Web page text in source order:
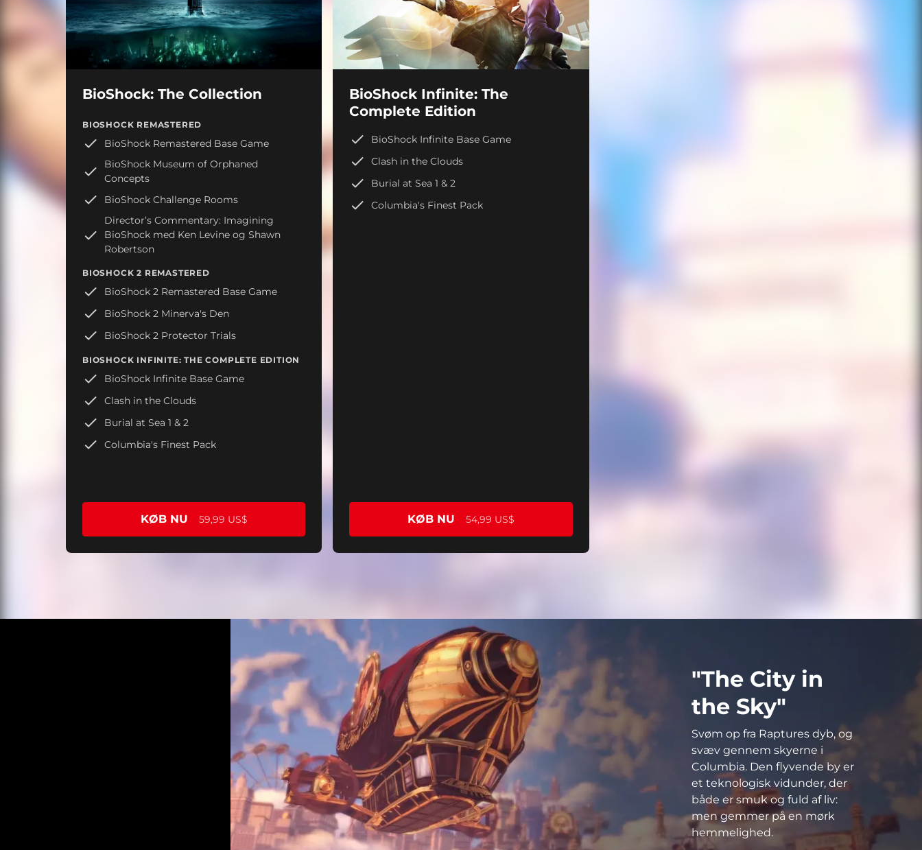
BioShock: The Collection
BIOSHOCK REMASTERED
BioShock Remastered Base Game
BioShock Museum of Orphaned
Concepts
BioShock Challenge Rooms
Director’s Commentary: Imagining
BioShock med Ken Levine og Shawn
Robertson
BIOSHOCK 2 REMASTERED
BioShock 2 Remastered Base Game
BioShock 2 Minerva's Den
BioShock 2 Protector Trials
BIOSHOCK INFINITE: THE COMPLETE EDITION
BioShock Infinite Base Game
Clash in the Clouds
Burial at Sea 1 & 2
Columbia's Finest Pack
KØB NU 59,99 US$
BioShock Infinite: The
Complete Edition
BioShock Infinite Base Game
Clash in the Clouds
Burial at Sea 1 & 2
Columbia's Finest Pack
KØB NU 54,99 US$
"The City in
the Sky"
Svøm op fra Raptures dyb, og
svæv gennem skyerne i
Columbia. Den flyvende by er
et teknologisk vidunder, der
både er smuk og fuld af liv:
men gemmer på en mørk
hemmelighed.